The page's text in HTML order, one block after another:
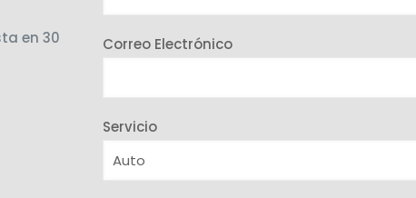
en 30
Correo Electrónico
Servicio